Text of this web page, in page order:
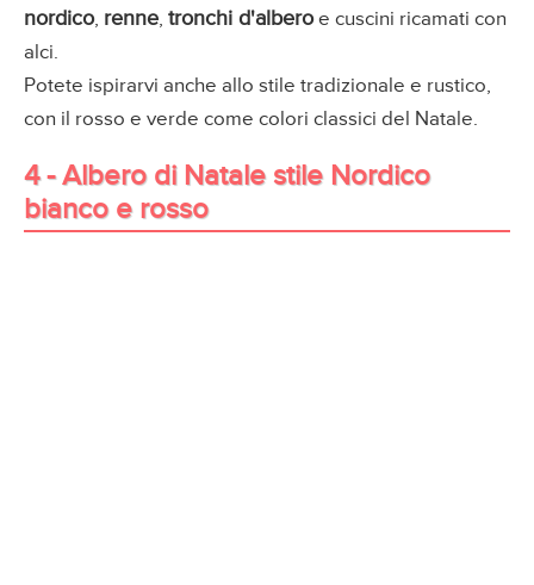
nordico, renne, tronchi d'alberoe cuscini ricamati con
alci.
Potete ispirarvi anche allo stile tradizionale e rustico,
con il rosso e verde come colori classici del Natale.
4 - Albero di Natale stile Nordico
bianco e rosso